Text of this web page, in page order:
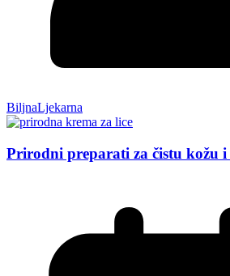
BiljnaLjekarna
Prirodni preparati za čistu kožu i